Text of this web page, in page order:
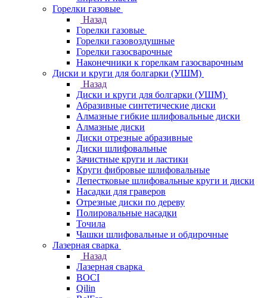
Горелки газовые
Назад
Горелки газовые
Горелки газовоздушные
Горелки газосварочные
Наконечники к горелкам газосварочным
Диски и круги для болгарки (УШМ)
Назад
Диски и круги для болгарки (УШМ)
Абразивные синтетические диски
Алмазные гибкие шлифовальные диски
Алмазные диски
Диски отрезные абразивные
Диски шлифовальные
Зачистные круги и ластики
Круги фибровые шлифовальные
Лепестковые шлифовальные круги и диски
Насадки для граверов
Отрезные диски по дереву
Полировальные насадки
Точила
Чашки шлифовальные и обдирочные
Лазерная сварка
Назад
Лазерная сварка
BOCI
Qilin